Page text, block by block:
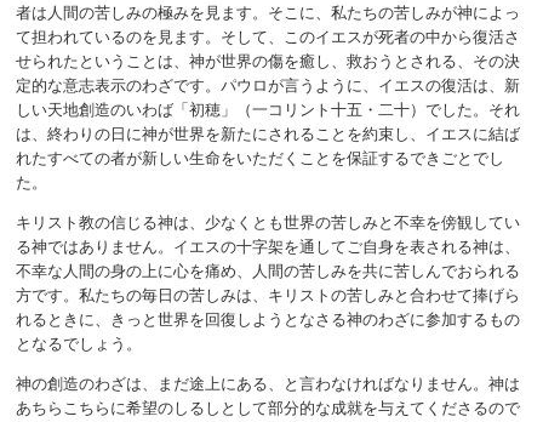
者は人間の苦しみの極みを見ます。そこに、私たちの苦しみが神によっ
て担われているのを見ます。そして、このイエスが死者の中から復活さ
せられたということは、神が世界の傷を癒し、救おうとされる、その決
定的な意志表示のわざです。パウロが言うように、イエスの復活は、新
しい天地創造のいわば「初穂」（一コリント十五・二十）でした。それ
は、終わりの日に神が世界を新たにされることを約束し、イエスに結ば
れたすべての者が新しい生命をいただくことを保証するできごとでし
た。
キリスト教の信じる神は、少なくとも世界の苦しみと不幸を傍観してい
る神ではありません。イエスの十字架を通してご自身を表される神は、
不幸な人間の身の上に心を痛め、人間の苦しみを共に苦しんでおられる
方です。私たちの毎日の苦しみは、キリストの苦しみと合わせて捧げら
れるときに、きっと世界を回復しようとなさる神のわざに参加するもの
となるでしょう。
神の創造のわざは、まだ途上にある、と言わなければなりません。神は
あちらこちらに希望のしるしとして部分的な成就を与えてくださるので